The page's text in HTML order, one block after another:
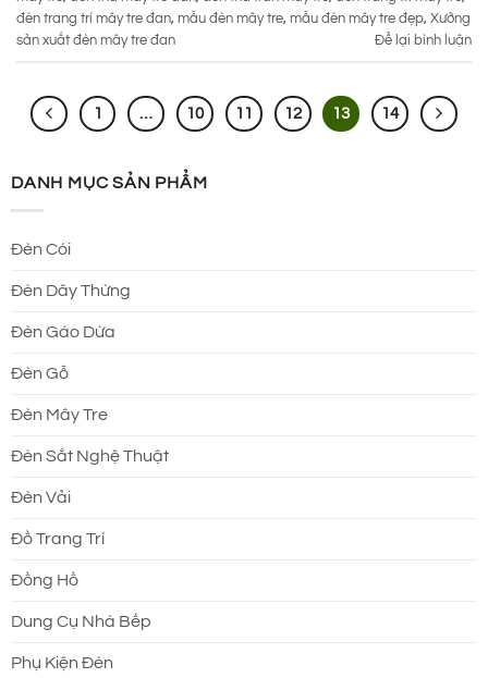
đèn trang trí mây tre đan, mẫu đèn mây tre, mẫu đèn mây tre đẹp, Xưởng
sản xuất đèn mây tre đan
Để lại bình luận
1 … 10 11 12 13 14
DANH MỤC SẢN PHẨM
Đèn Cói
Đèn Dây Thừng
Đèn Gáo Dừa
Đèn Gỗ
Đèn Mây Tre
Đèn Sắt Nghệ Thuật
Đèn Vải
Đồ Trang Trí
Đồng Hồ
Dung Cụ Nhà Bếp
Phụ Kiện Đèn